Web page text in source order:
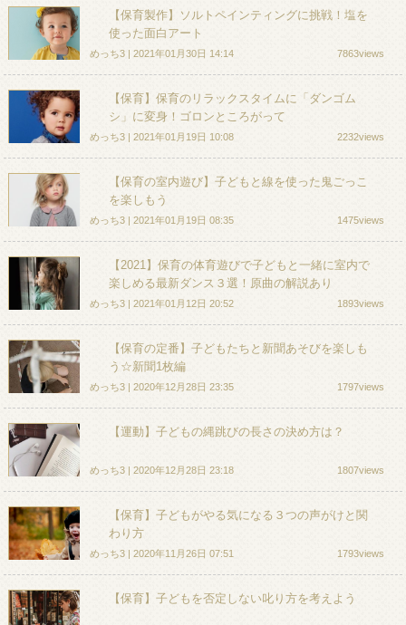
【保育製作】ソルトペインティングに挑戦！塩を
使った面白アート
めっち3 | 2021年01月30日 14:14 7863views
【保育】保育のリラックスタイムに「ダンゴム
シ」に変身！ゴロンところがって
めっち3 | 2021年01月19日 10:08 2232views
【保育の室内遊び】子どもと線を使った鬼ごっこ
を楽しもう
めっち3 | 2021年01月19日 08:35 1475views
【2021】保育の体育遊びで子どもと一緒に室内で
楽しめる最新ダンス３選！原曲の解説あり
めっち3 | 2021年01月12日 20:52 1893views
【保育の定番】子どもたちと新聞あそびを楽しも
う☆新聞1枚編
めっち3 | 2020年12月28日 23:35 1797views
【運動】子どもの縄跳びの長さの決め方は？
めっち3 | 2020年12月28日 23:18 1807views
【保育】子どもがやる気になる３つの声がけと関
わり方
めっち3 | 2020年11月26日 07:51 1793views
【保育】子どもを否定しない叱り方を考えよう